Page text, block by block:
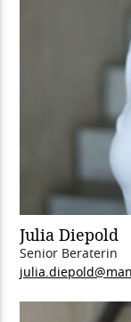
Julia Diepold
Senior Beraterin